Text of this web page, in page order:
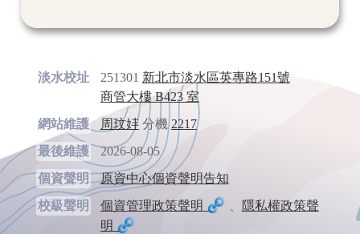
淡水校址 251301 新北市淡水區英專路151號
商管大樓 B423 室
網站維護
周玟妦分機2217
最後維護
2026-08-05
個資聲明
原資中心個資聲明告知
校級聲明
個資管理政策聲明
隱私權政策聲
明